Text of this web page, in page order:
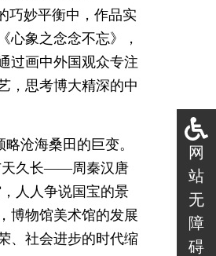
网
站
无
障
碍
巧妙平衡中，作品实
心象之念念不忘》，
过画中外国观众专注
，思考博大精深的中
沧海桑田的巨变。
天久长——周秦汉唐
人人争说国宝的景
博物馆美术馆的发展
、社会进步的时代缩